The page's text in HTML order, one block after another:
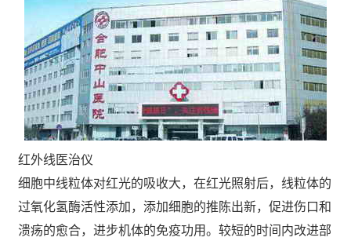
红外线医治仪
细胞中线粒体对红光的吸收大，在红光照射后，线粒体的
过氧化氢酶活性添加，添加细胞的推陈出新，促进伤口和
溃疡的愈合，进步机体的免疫功用。较短的时间内改进部